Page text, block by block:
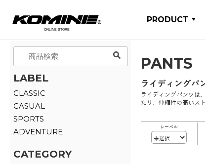
PRODUCT
LABEL
CLASSIC
CASUAL
SPORTS
ADVENTURE
CATEGORY
PANTS
ライディングパ
ライディングパンツは
たり、伸縮性の高いス
レーベル